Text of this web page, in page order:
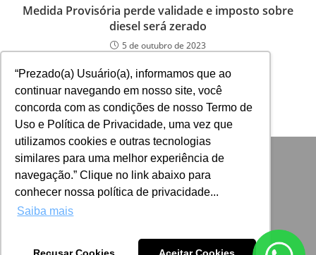
“Prezado(a) Usuário(a), informamos que ao
continuar navegando em nosso site, você
concorda com as condições de nosso Termo de
Uso e Política de Privacidade, uma vez que
utilizamos cookies e outras tecnologias
similares para uma melhor experiência de
navegação.” Clique no link abaixo para
conhecer nossa política de privacidade...
Saiba mais
Medida Provisória perde validade e imposto sobre
diesel será zerado
5 de outubro de 2023